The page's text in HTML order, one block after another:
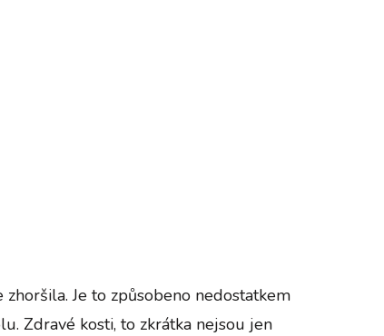
Je to způsobeno nedostatkem
Zdravé kosti, to zkrátka nejsou jen